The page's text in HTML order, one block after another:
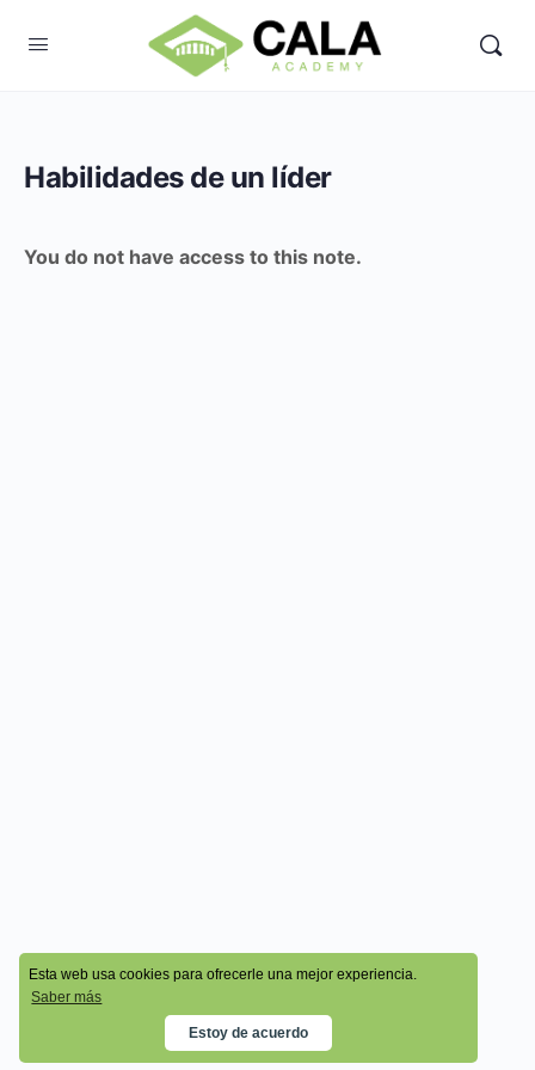
Esta web usa cookies para ofrecerle una mejor experiencia.
Saber más
Estoy de acuerdo
Habilidades de un líder
You do not have access to this note.
© 2026 - Cala Academy